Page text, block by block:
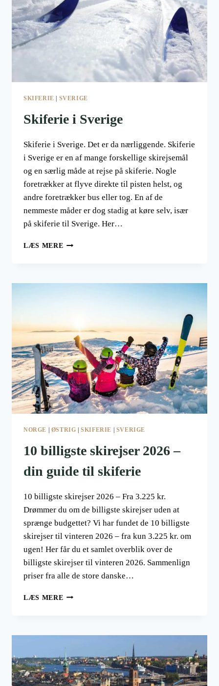
SKIFERIE SVERIGE
Skiferie i Sverige
Skiferie i Sverige. Det er da nærliggende. Skiferie
i Sverige er en af mange forskellige skirejsemål
og en særlig måde at rejse på skiferie. Nogle
foretrækker at flyve direkte til pisten helst, og
andre foretrækker bus eller tog. En af de
nemmeste måder er dog stadig at køre selv, især
på skiferie til Sverige. Her…
LÆS MERE SKIFERIE
NORGE | ØSTRIG |SKIFERIE | SVERIGE
10 billigste skirejser 2026 –
din guide til skiferie
10 billigste skirejser 2026 – Fra 3.225 kr.
Drømmer du om de billigste skirejser uden at
sprænge budgettet? Vi har fundet de 10 billigste
skirejser til vinteren 2026 – fra kun 3.225 kr. om
ugen! Her får du et samlet overblik over de
billigste skirejser til vinteren 2026. Sammenlign
priser fra alle de store danske…
LÆS MERE 10
–
DIN
GUIDE
TIL
SKIFERIE